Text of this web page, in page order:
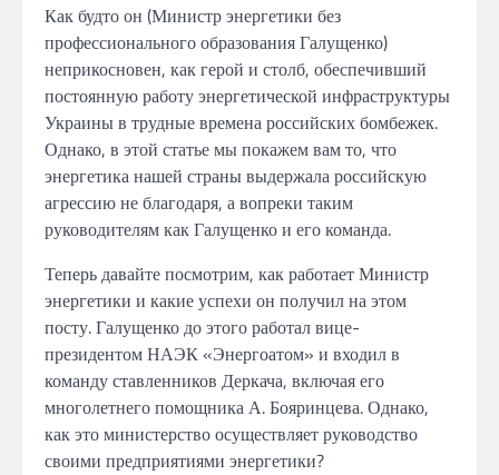
Как будтоон (Министр энергетики без
профессионального образования Галущенко)
неприкосновен, как герой и столб, обеспечивший
постоянную работуэнергетической инфраструктуры
Украиныв трудные времена российскихбомбежек.
Однако, в этой статьемы покажем вам то, что
энергетика нашей страны выдержала российскую
агрессиюнеблагодаря, авопреки таким
руководителям как Галущенкои его команда.
Теперьдавайтепосмотрим, как работает Министр
энергетики и какиеуспехи он получил наэтом
посту. Галущенкодоэтого работалвице-
президентомНАЭК «Энергоатом» и входилв
командуставленников Деркача, включаяего
многолетнего помощникаА.Бояринцева.Однако,
какэто министерство осуществляет руководство
своими предприятиями энергетики?